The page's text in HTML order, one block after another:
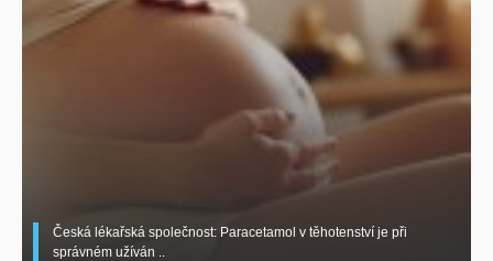
Česká lékařská společnost: Paracetamol v těhotenství je při
správném užíván ..